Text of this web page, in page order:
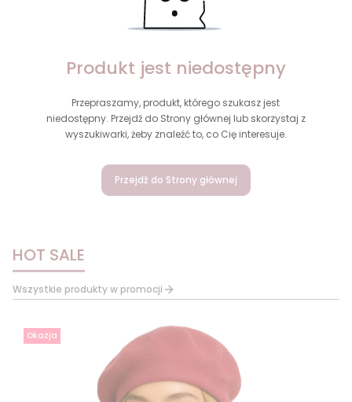
Produkt jest niedostępny
Przepraszamy, produkt, którego szukasz jest
niedostępny. Przejdź do Strony głównej lub skorzystaj z
wyszukiwarki, żeby znaleźć to, co Cię interesuje.
Przejdź do Strony głównej
HOT SALE
Wszystkie produkty w promocji
Okazja